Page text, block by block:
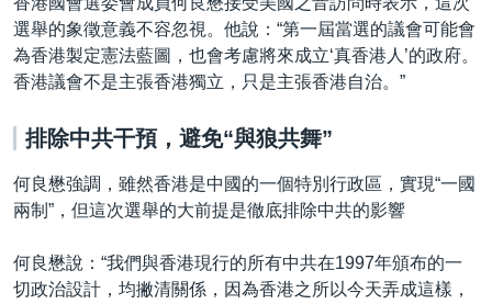
選舉的象徵意義不容忽視。他說：“第一屆當選的議會可能會
為香港製定憲法藍圖，也會考慮將來成立‘真香港人’的政府。
香港議會不是主張香港獨立，只是主張香港自治。”
排除中共干預，避免“與狼共舞”
何良懋強調，雖然香港是中國的一個特別行政區，實現“一國
兩制”，但這次選舉的大前提是徹底排除中共的影響
何良懋說：“我們與香港現行的所有中共在1997年頒布的一
切政治設計，均撇清關係，因為香港之所以今天弄成這樣，